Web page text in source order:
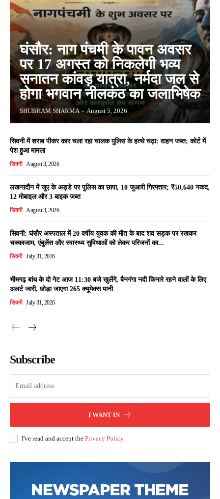
घंसौर: नाग पंचमी के पावन अवसर
पर 17 अगस्त को निकलेगी भव्य
सनातन कांवड़ यात्रा, नर्मदा जल से
होगा भगवान नीलकंठ का जलाभिषेक
SHUBHAM SHARMA - August 5, 2026
सिवनी में शराब पीकर कार चला रहा चालक पुलिस के हत्थे चढ़ा: वाहन जब्त; कोर्ट में
पेश हुआ मामला
सिवनी August 3, 2026
लखनादौन में जुए के अड्डे पर पुलिस का छापा, 10 जुआरी गिरफ्तार; ₹50,640 नकद,
12 मोबाइल और 3 बाइक जब्त
सिवनी August 3, 2026
सिवनी: घंसौर अस्पताल में 20 वर्षीय युवक की मौत के बाद शव सड़क पर रखकर
चक्काजाम, एंबुलेंस और स्वास्थ्य सुविधाओं को लेकर परिजनों का...
सिवनी July 31, 2026
भीमगढ़ बांध के दो गेट आज 11:30 बजे खुलेंगे, बैनगंगा नदी किनारे रहने वालों के लिए
अलर्ट जारी, छोड़ा जाएगा 265 क्यूमेक्स पानी
सिवनी July 31, 2026
Subscribe
I WANT IN
I've read and accept the Privacy Policy.